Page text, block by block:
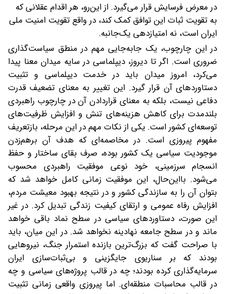
در معرض فرسایش قرار می‌گیرد. از این‌رو، هر اقدام عقلانی که
به تقویت ثبات این توافق کمک کند، در واقع تقویت امنیت ملی
ایران است، نه امتیازدهی یک‌جانبه.
در این چارچوب، یک جابه‌جایی مهم در منطق سیاست‌گذاری
ضروری است. اگر تا دیروز، دیپلماسی در سایه میدان معنا پیدا
می‌کرد، امروز میدان باید در خدمت دیپلماسی و تثبیت
دستاوردهای آن قرار گیرد. این تغییر به معنای تضعیف قدرت
دفاعی نیست، بلکه به معنای قراردادن آن در چارچوب راهبردی
بلندمدت برای کاهش هزینه‌های تنش و افزایش ظرفیت‌های
توسعه‌ای کشور است. یکی از نکات مهم در این مرحله، بازتعریف
مفهوم پیروزی است. در مخاصمه‌ای که هدف آن برهم‌زدن
موجودیت سیاسی یک کشور بوده، صرف بقای ساختار و حفظ
انسجام سرزمینی، خود نوعی موفقیت راهبردی محسوب
می‌شود. با‌این‌حال، این موفقیت زمانی کامل خواهد شد که
بتوان آن را به سازندگی کشور و در نتیجه بهبود معیشت مردم،
افزایش رفاه عمومی و ارتقای کیفیت زندگی تبدیل کرد. در غیر
این صورت، دستاوردهای سیاسی در سطح نماد باقی خواهد
ماند و در سطح جامعه نهادینه نخواهد شد. در این میان، باید
با صراحت گفت که بزرگ‌ترین بازنده استمرار جنگ، نیروهایی
بودند که بر سناریوی جایگزینی و بی‌ثبات‌سازی ایران
سرمایه‌گذاری کرده بودند؛ چه در قالب پروژه‌های سیاسی و چه
در قالب محاسبات منطقه‌ای. اما پیروزی واقعی زمانی تثبیت